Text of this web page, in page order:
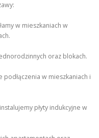
w mieszkaniach w
oraz blokach.
w mieszkaniach i
płyty indukcyjne w